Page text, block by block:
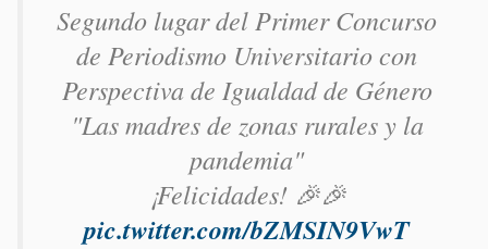
Segundo lugar del Primer Concurso
de Periodismo Universitario con
Perspectiva de Igualdad de Género
"Las madres de zonas rurales y la
pandemia"
¡Felicidades! 🎉🎉
pic.twitter.com/bZMSIN9VwT